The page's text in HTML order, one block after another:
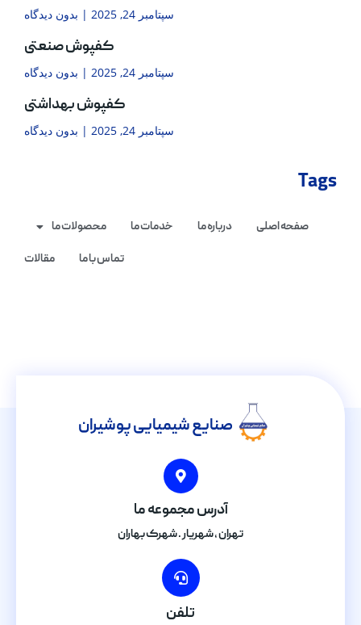
سپتامبر 24, 2025 بدون دیدگاه
کفپوش صنعتی
سپتامبر 24, 2025 بدون دیدگاه
کفپوش بهداشتی
سپتامبر 24, 2025 بدون دیدگاه
Tags
صفحه اصلی درباره ما خدمات ما
محصولات ما
تماس با ما
مقالات
صنایع شیمیایی پوشیران
آدرس مجموعه ما
تهران , شهریار . شهرک بهاران
تلفن